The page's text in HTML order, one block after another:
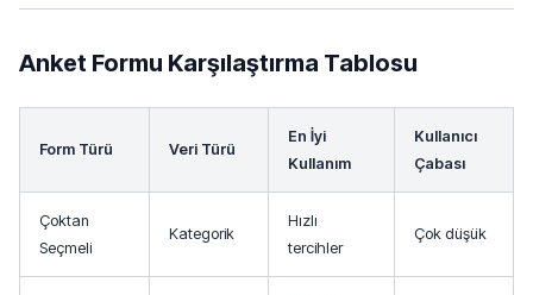
Anket Formu Karşılaştırma Tablosu
Form Türü Veri Türü
En İyi
Kullanım
Kullanıcı
Çabası
Çoktan
Seçmeli
Kategorik
Hızlı
tercihler
Çok düşük